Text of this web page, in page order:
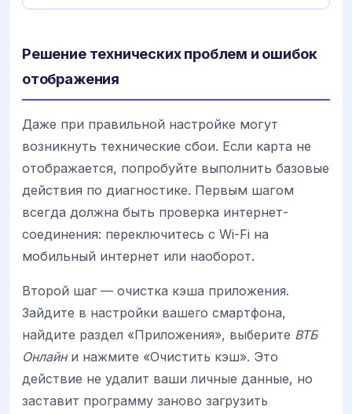
Решение технических проблем и ошибок
отображения
Даже при правильной настройке могут
возникнуть технические сбои. Если карта не
отображается, попробуйте выполнить базовые
действия по диагностике. Первым шагом
всегда должна быть проверка интернет-
соединения: переключитесь с Wi-Fi на
мобильный интернет или наоборот.
Второй шаг — очистка кэша приложения.
Зайдите в настройки вашего смартфона,
найдите раздел «Приложения», выберите ВТБ
Онлайни нажмите «Очистить кэш». Это
действие не удалит ваши личные данные, но
заставит программу заново загрузить